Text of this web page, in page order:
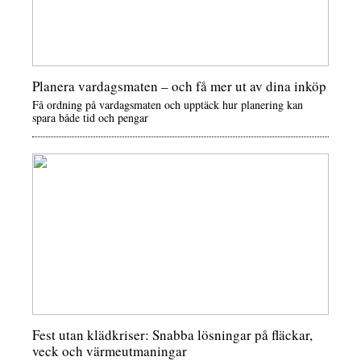
Planera vardagsmaten – och få mer ut av dina inköp
Få ordning på vardagsmaten och upptäck hur planering kan
spara både tid och pengar
Fest utan klädkriser: Snabba lösningar på fläckar,
veck och värmeutmaningar